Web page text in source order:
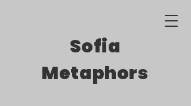
Sofia
Metaphors